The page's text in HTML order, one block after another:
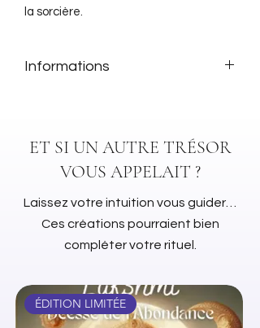
la sorcière.
Informations
ET SI UN AUTRE TRÉSOR
VOUS APPELAIT ?
Laissez votre intuition vous guider…
Ces créations pourraient bien
compléter votre rituel.
ÉDITION LIMITÉE